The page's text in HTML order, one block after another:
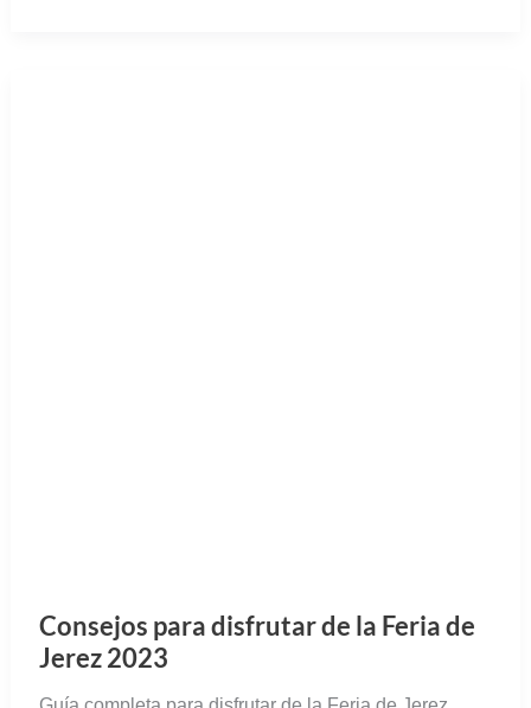
Consejos para disfrutar de la Feria de
Jerez 2023